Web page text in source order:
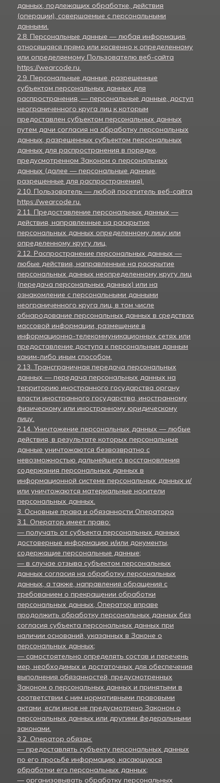
данных, подлежащих обработке, действия
(операции), совершаемые с персональными
данными.
2.8. Персональные данные — любая информация,
относящаяся прямо или косвенно к определенному
или определяемому Пользователю веб-сайта
https://wearcode.ru.
2.9. Персональные данные, разрешенные
субъектом персональных данных для
распространения, — персональные данные, доступ
неограниченного круга лиц к которым
предоставлен субъектом персональных данных
путем дачи согласия на обработку персональных
данных, разрешенных субъектом персональных
данных для распространения в порядке,
предусмотренном Законом о персональных
данных (далее — персональные данные,
разрешенные для распространения).
2.10. Пользователь — любой посетитель веб-сайта
https://wearcode.ru.
2.11. Предоставление персональных данных —
действия, направленные на раскрытие
персональных данных определенному лицу или
определенному кругу лиц.
2.12. Распространение персональных данных —
любые действия, направленные на раскрытие
персональных данных неопределенному кругу лиц
(передача персональных данных) или на
ознакомление с персональными данными
неограниченного круга лиц, в том числе
обнародование персональных данных в средствах
массовой информации, размещение в
информационно-телекоммуникационных сетях или
предоставление доступа к персональным данным
каким-либо иным способом.
2.13. Трансграничная передача персональных
данных — передача персональных данных на
территорию иностранного государства органу
власти иностранного государства, иностранному
физическому или иностранному юридическому
лицу.
2.14. Уничтожение персональных данных — любые
действия, в результате которых персональные
данные уничтожаются безвозвратно с
невозможностью дальнейшего восстановления
содержания персональных данных в
информационной системе персональных данных и/
или уничтожаются материальные носители
персональных данных.
3. Основные права и обязанности Оператора
3.1. Оператор имеет право:
— получать от субъекта персональных данных
достоверные информацию и/или документы,
содержащие персональные данные;
— в случае отзыва субъектом персональных
данных согласия на обработку персональных
данных, а также, направления обращения с
требованием о прекращении обработки
персональных данных, Оператор вправе
продолжить обработку персональных данных без
согласия субъекта персональных данных при
наличии оснований, указанных в Законе о
персональных данных;
— самостоятельно определять состав и перечень
мер, необходимых и достаточных для обеспечения
выполнения обязанностей, предусмотренных
Законом о персональных данных и принятыми в
соответствии с ним нормативными правовыми
актами, если иное не предусмотрено Законом о
персональных данных или другими федеральными
законами.
3.2. Оператор обязан:
— предоставлять субъекту персональных данных
по его просьбе информацию, касающуюся
обработки его персональных данных;
— организовывать обработку персональных